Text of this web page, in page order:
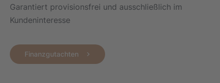
Garantiert provisionsfrei und ausschließlich im
Kundeninteresse
Finanzgutachten